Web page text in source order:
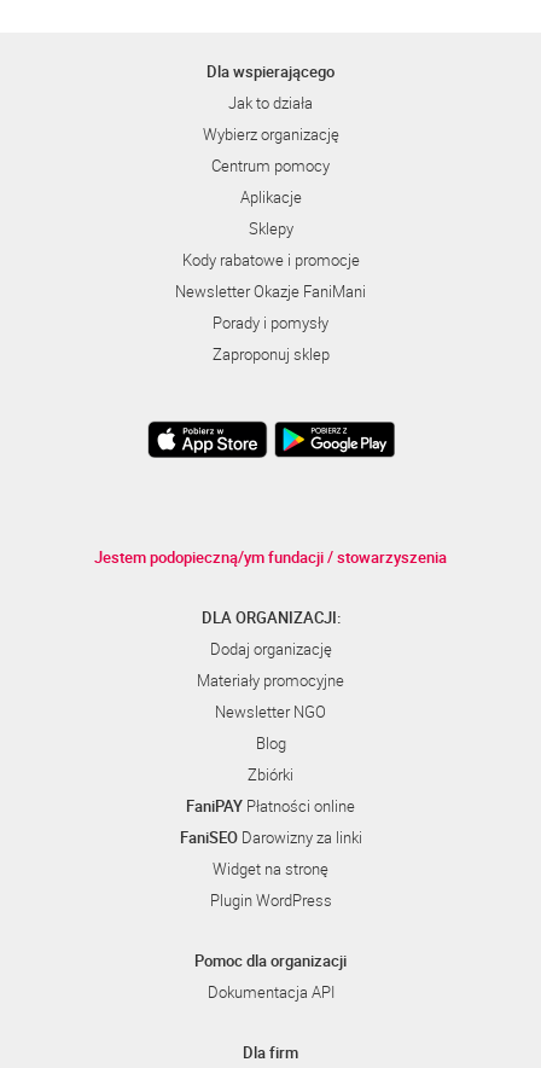
Dla wspierającego
Jak to działa
Wybierz organizację
Centrum pomocy
Aplikacje
Sklepy
Kody rabatowe i promocje
Newsletter Okazje FaniMani
Porady i pomysły
Zaproponuj sklep
Jestem podopieczną/ym fundacji / stowarzyszenia
DLA ORGANIZACJI:
Dodaj organizację
Materiały promocyjne
Newsletter NGO
Blog
Zbiórki
FaniPAY Płatności online
FaniSEODarowizny za linki
Widget na stronę
Plugin WordPress
Pomoc dla organizacji
Dokumentacja API
Dla firm